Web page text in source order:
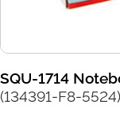
SQU-1714
(134391-F8-5524)